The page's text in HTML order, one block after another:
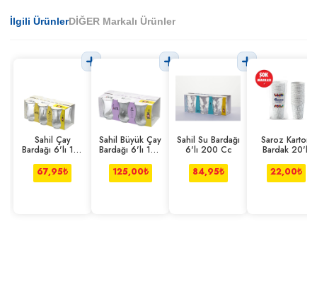
İlgili ÜrünlerDİĞER Markalı Ürünler
Sahil Çay
Bardağı 6'lı 110
67,95₺
Sahil Büyük Çay
Bardağı 6'lı 165
125,00₺
Sahil Su Bardağı
6'lı 200 Cc
84,95₺
Saroz Karton
Bardak 20'li
22,00₺